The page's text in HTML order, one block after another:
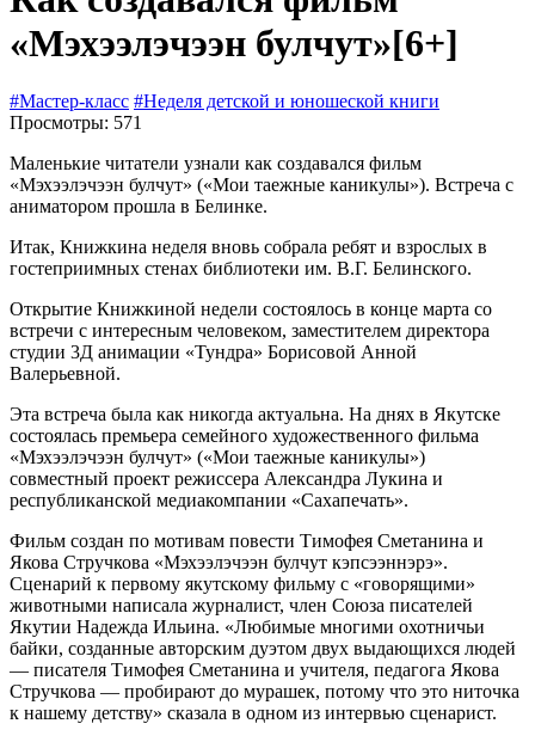
«Мэхээлэчээн булчут»[6+]
#Мастер-класс #Неделя детской и юношеской книги
Просмотры: 571
Маленькие читатели узнали как создавался фильм
«Мэхээлэчээн булчут» («Мои таежные каникулы»). Встреча с
аниматором прошла в Белинке.
Итак, Книжкина неделя вновь собрала ребят и взрослых в
гостеприимных стенах библиотеки им. В.Г. Белинского.
Открытие Книжкиной недели состоялось в конце марта со
встречи с интересным человеком, заместителем директора
студии 3Д анимации «Тундра» Борисовой Анной
Валерьевной.
Эта встреча была как никогда актуальна. На днях в Якутске
состоялась премьера семейного художественного фильма
«Мэхээлэчээн булчут» («Мои таежные каникулы»)
совместный проект режиссера Александра Лукина и
республиканской медиакомпании «Сахапечать».
Фильм создан по мотивам повести Тимофея Сметанина и
Якова Стручкова «Мэхээлэчээн булчут кэпсээннэрэ».
Сценарий к первому якутскому фильму с «говорящими»
животными написала журналист, член Союза писателей
Якутии Надежда Ильина. «Любимые многими охотничьи
байки, созданные авторским дуэтом двух выдающихся людей
— писателя Тимофея Сметанина и учителя, педагога Якова
Стручкова — пробирают до мурашек, потому что это ниточка
к нашему детству» сказала в одном из интервью сценарист.